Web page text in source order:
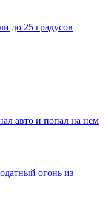
до 25 градусов
авто и попал на нем
огонь из